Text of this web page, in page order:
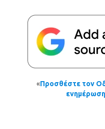
«Προσθέστε τον